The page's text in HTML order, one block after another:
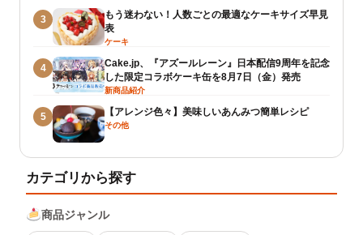
3
もう迷わない！人数ごとの最適なケーキサイズ早見
表
ケーキ
4
Cake.jp、『アズールレーン』日本配信9周年を記念
した限定コラボケーキ缶を8月7日（金）発売
新商品紹介
5 【アレンジ色々】美味しいあんみつ簡単レシピ
その他
カテゴリから探す
商品ジャンル